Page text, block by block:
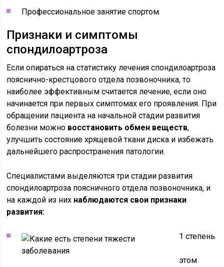
Профессиональное занятие спортом.
Признаки и симптомы
спондилоартроза
Если опираться на статистику лечения спондилоартроза
пояснично-крестцового отдела позвоночника, то
наиболее эффективным считается лечение, если оно
начинается при первых симптомах его проявления. При
обращении пациента на начальной стадии развития
болезни можно восстановить обмен веществ,
улучшить состояние хрящевой ткани диска и избежать
дальнейшего распространения патологии.
Специалистами выделяются три стадии развития
спондилоартроза поясничного отдела позвоночника, и
на каждой из них наблюдаются свои признаки
развития:
1 степень.
этом